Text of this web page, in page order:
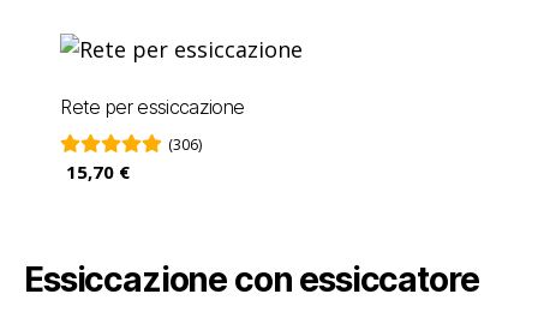
Rete per essiccazione
(306)
15,70 €
Essiccazione con essiccatore